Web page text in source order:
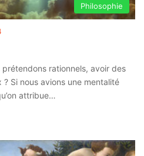
Philosophie
rationnels, avoir des
Si nous avions une mentalité
attribue…